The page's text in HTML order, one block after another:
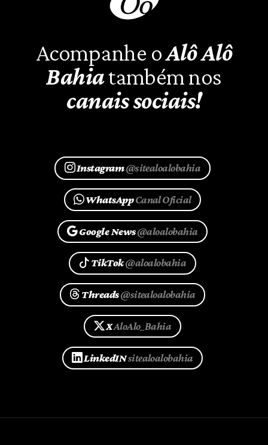
Acompanhe oAlô Alô
Bahiatambém nos
canais sociais!
Instagram@sitealoalobahia
WhatsAppCanal Oficial
Google News@aloalobahia
TikTok@aloalobahia
Threads@sitealoalobahia
XAloAlo_Bahia
LinkedINsitealoalobahia